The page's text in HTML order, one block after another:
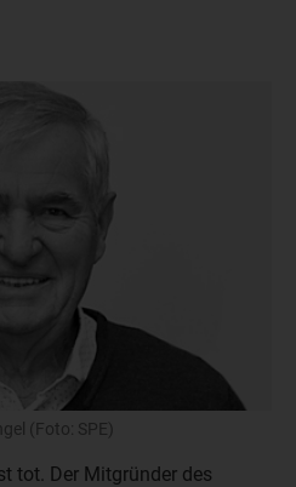
(Foto: SPE)
tot. Der Mitgründer des